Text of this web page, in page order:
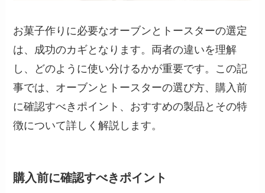
お菓子作りに必要なオーブンとトースターの選定
は、成功のカギとなります。両者の違いを理解
し、どのように使い分けるかが重要です。この記
事では、オーブンとトースターの選び方、購入前
に確認すべきポイント、おすすめの製品とその特
徴について詳しく解説します。
購入前に確認すべきポイント